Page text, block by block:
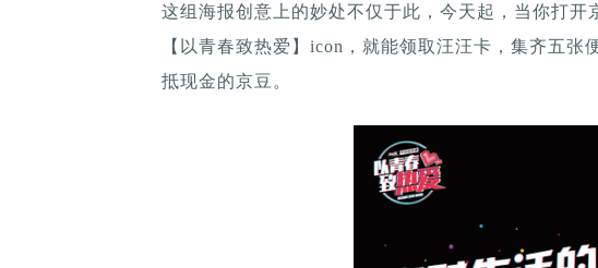
这组海报创意上的妙处不仅于此，今天起，当你打开
【以青春致热爱】icon，就能领取汪汪卡，集齐五张
抵现金的京豆。